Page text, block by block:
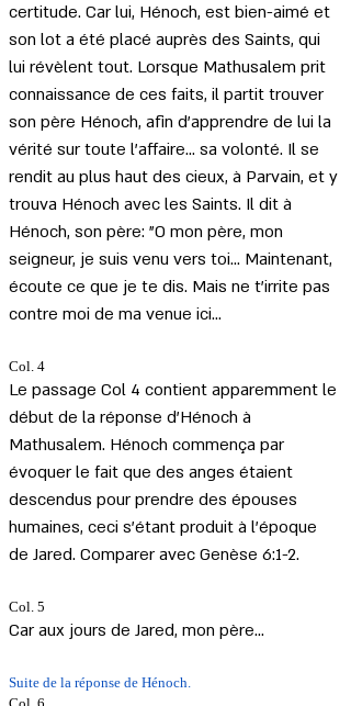
certitude. Car lui, Hénoch, est bien-aimé et
son lot a été placé auprès des Saints, qui
lui révèlent tout. Lorsque Mathusalem prit
connaissance de ces faits, il partit trouver
son père Hénoch, afin d'apprendre de lui la
vérité sur toute l'affaire... sa volonté. Il se
rendit au plus haut des cieux, à Parvain, et y
trouva Hénoch avec les Saints. Il dit à
Hénoch, son père: "O mon père, mon
seigneur, je suis venu vers toi... Maintenant,
écoute ce que je te dis. Mais ne t'irrite pas
contre moi de ma venue ici...
Col. 4
Le passage Col 4 contient apparemment le
début de la réponse d'Hénoch à
Mathusalem. Hénoch commença par
évoquer le fait que des anges étaient
descendus pour prendre des épouses
humaines, ceci s'étant produit à l'époque
de Jared. Comparer avec Genèse 6:1-2.
Col. 5
Car aux jours de Jared, mon père...
Suite de la réponse de Hénoch.